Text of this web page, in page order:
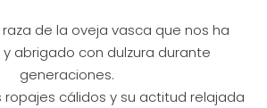
de la oveja vasca que nos ha
abrigado con dulzura durante
generaciones.
ropajes cálidos y su actitud relajada